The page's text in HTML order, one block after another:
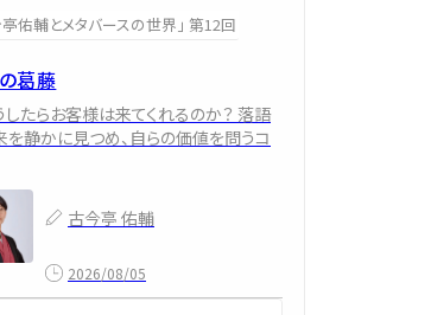
亭佑輔とメタバースの世界」 第12回
葛藤
したらお客様は来てくれるのか？ 落語
を静かに見つめ、自らの価値を問うコ
古今亭 佑輔
2026/08/05